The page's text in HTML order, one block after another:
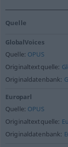
Quelle
GlobalVoices
Quelle: OPUS
Originaltextquelle:
Originaldatenbank:
Europarl
Quelle: OPUS
Originaltextquelle:
Originaldatenbank: